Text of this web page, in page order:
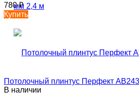
780₽
Купить
Потолочный плинтус Перфект
В наличии